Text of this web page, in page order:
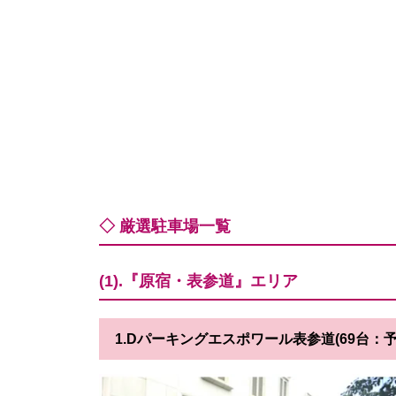
◇ 厳選駐車場一覧
(1).『原宿・表参道』エリア
1.Dパーキングエスポワール表参道(69台：